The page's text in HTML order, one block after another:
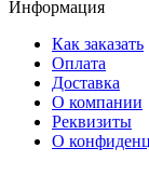
Информация
Как заказать
Оплата
Доставка
О компании
Реквизиты
О